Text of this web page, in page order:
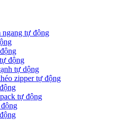
ngang tự động
động
tự dộng
zipper tự động
tự động